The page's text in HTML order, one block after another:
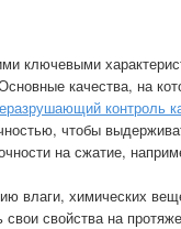
ключевыми
качества, на
контроль
чтобы
на сжатие,
влаги, химических
свойства на